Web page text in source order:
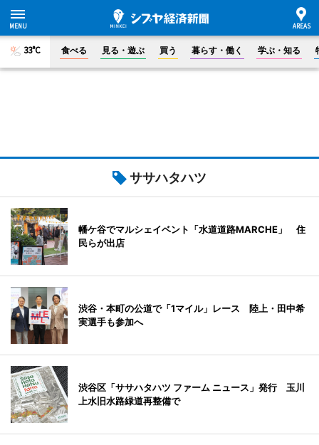
33°C 食べる 見る・遊ぶ 買う 暮らす・働く 学ぶ・知る
ササハタハツ
幡ケ谷でマルシェイベント「水道道路MARCHE」 住
民らが出店
渋谷・本町の公道で「1マイル」レース 陸上・田中希
実選手も参加へ
渋谷区「ササハタハツ ファーム ニュース」発行 玉川
上水旧水路緑道再整備で